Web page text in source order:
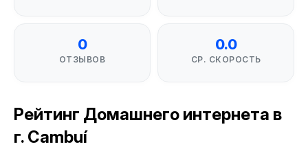
0
ОТЗЫВОВ
0.0
СР. СКОРОСТЬ
Рейтинг Домашнего интернета в
г. Cambuí